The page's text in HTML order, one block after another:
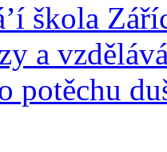
škola
a
potěchu